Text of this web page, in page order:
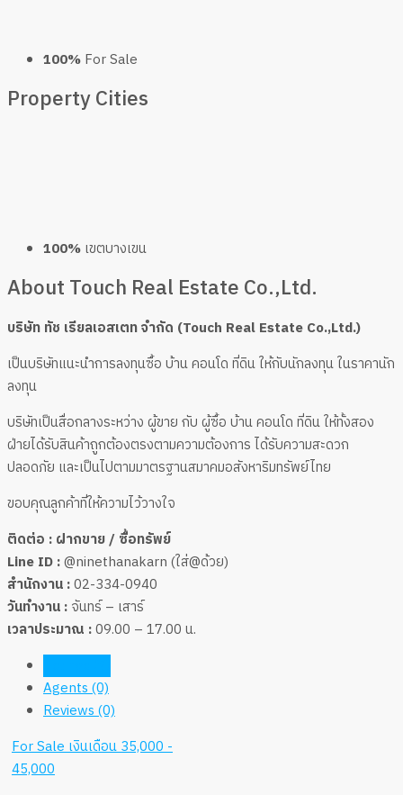
100% For Sale
PropertyCities
100% เขตบางเขน
About Touch Real Estate Co.,Ltd.
บริษัท ทัช เรียลเอสเตท จำกัด (Touch Real Estate Co.,Ltd.)
เป็นบริษัทแนะนำการลงทุนซื้อ บ้าน คอนโด ที่ดิน ให้กับนักลงทุน ในราคานัก
ลงทุน
บริษัทเป็นสื่อกลางระหว่าง ผู้ขาย กับ ผู้ซื้อ บ้าน คอนโด ที่ดิน ให้ทั้งสอง
ฝ่ายได้รับสินค้าถูกต้องตรงตามความต้องการ ได้รับความสะดวก
ปลอดภัย และเป็นไปตามมาตรฐานสมาคมอสังหาริมทรัพย์ไทย
ขอบคุณลูกค้าที่ให้ความไว้วางใจ
ติดต่อ : ฝากขาย / ซื้อทรัพย์
Line ID :@ninethanakarn (ใส่@ด้วย)
สำนักงาน :02-334-0940
วันทำงาน : จันทร์ – เสาร์
เวลาประมาณ :09.00 – 17.00 น.
Agents (0)
Reviews (0)
For Saleเงินเดือน 35,000 -
45,000